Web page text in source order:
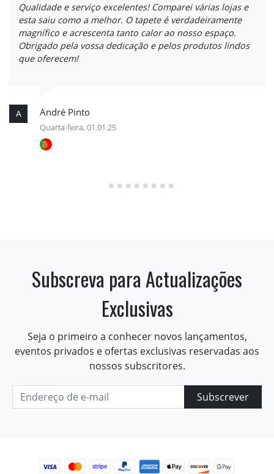
Qualidade e serviço excelentes! Comparei várias lojas e
esta saiu como a melhor. O tapete é verdadeiramente
magnífico e acrescenta tanto calor ao nosso espaço.
Obrigado pela vossa dedicação e pelos produtos lindos
que oferecem!
A André Pinto
Quarta-feira, 01.01.25
Subscreva para Actualizações
Exclusivas
Seja o primeiro a conhecer novos lançamentos,
eventos privados e ofertas exclusivas reservadas aos
nossos subscritores.
Subscrever